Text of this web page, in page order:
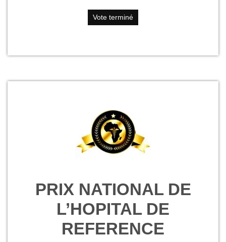
Vote terminé
PRIX NATIONAL DE
L’HOPITAL DE
REFERENCE